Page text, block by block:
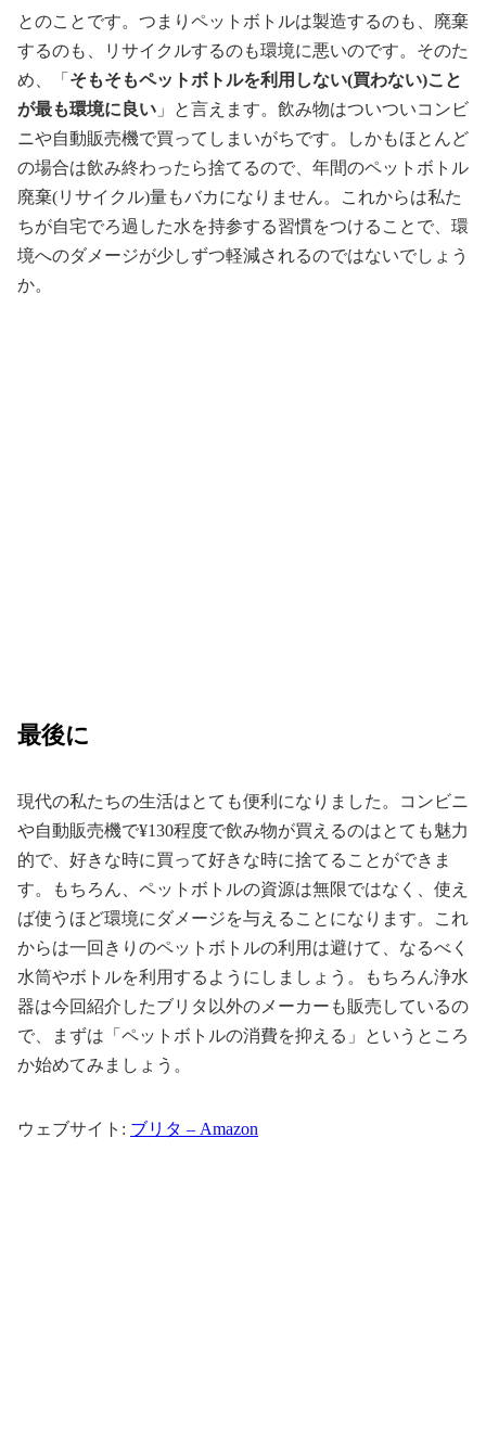
とのことです。つまりペットボトルは製造するのも、廃棄
するのも、リサイクルするのも環境に悪いのです。そのた
め、「 そもそもペットボトルを利用しない(買わない)こと
が最も環境に良い 」と言えます。飲み物はついついコンビ
ニや自動販売機で買ってしまいがちです。しかもほとんど
の場合は飲み終わったら捨てるので、年間のペットボトル
廃棄(リサイクル)量もバカになりません。これからは私た
ちが自宅でろ過した水を持参する習慣をつけることで、環
境へのダメージが少しずつ軽減されるのではないでしょう
か。
最後に
現代の私たちの生活はとても便利になりました。コンビニ
や自動販売機で¥130程度で飲み物が買えるのはとても魅力
的で、好きな時に買って好きな時に捨てることができま
す。もちろん、ペットボトルの資源は無限ではなく、使え
ば使うほど環境にダメージを与えることになります。これ
からは一回きりのペットボトルの利用は避けて、なるべく
水筒やボトルを利用するようにしましょう。もちろん浄水
器は今回紹介したブリタ以外のメーカーも販売しているの
で、まずは「ペットボトルの消費を抑える」というところ
か始めてみましょう。
ウェブサイト: ブリタ – Amazon